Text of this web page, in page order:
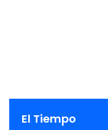
El Tiempo